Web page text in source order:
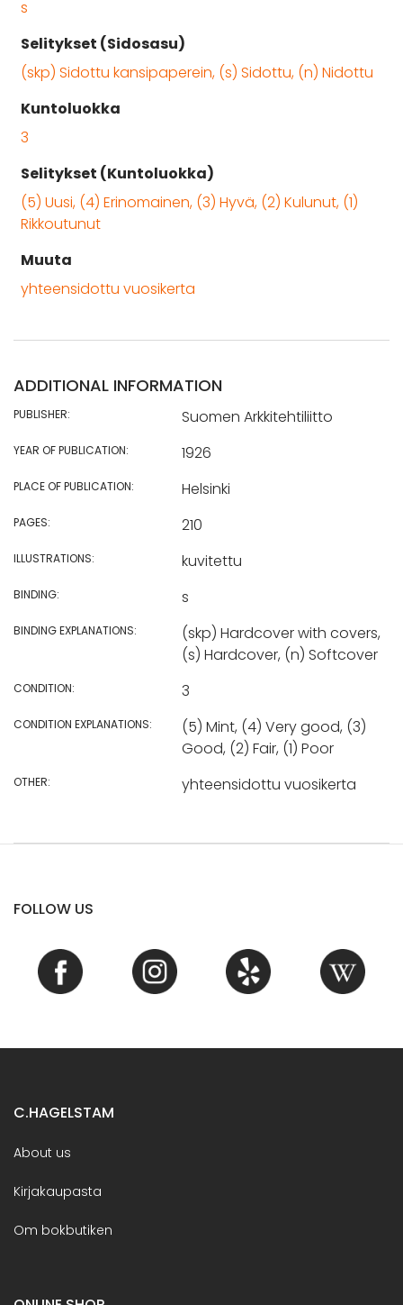
s
Selitykset (Sidosasu)
(skp) Sidottu kansipaperein, (s) Sidottu, (n) Nidottu
Kuntoluokka
3
Selitykset (Kuntoluokka)
(5) Uusi, (4) Erinomainen, (3) Hyvä, (2) Kulunut, (1)
Rikkoutunut
Muuta
yhteensidottu vuosikerta
ADDITIONAL INFORMATION
PUBLISHER: Suomen Arkkitehtiliitto
YEAR OF PUBLICATION: 1926
PLACE OF PUBLICATION: Helsinki
PAGES: 210
ILLUSTRATIONS: kuvitettu
BINDING: s
BINDING EXPLANATIONS:
(skp) Hardcover with covers,
(s) Hardcover, (n) Softcover
CONDITION: 3
CONDITION EXPLANATIONS:
(5) Mint, (4) Very good, (3)
Good, (2) Fair, (1) Poor
OTHER: yhteensidottu vuosikerta
FOLLOW US
C.HAGELSTAM
About us
Kirjakaupasta
Om bokbutiken